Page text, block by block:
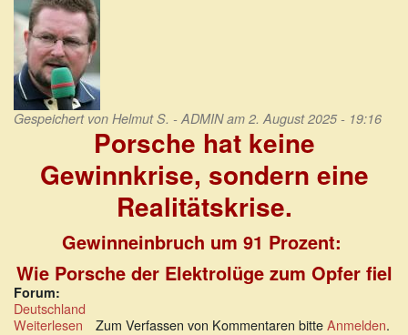
Gespeichert von Helmut S. - ADMINam 2. August 2025 - 19:16
Porsche hat keine
Gewinnkrise, sondern eine
Realitätskrise.
Gewinneinbruch um 91 Prozent:
Wie Porsche der Elektrolüge zum Opfer fiel
Forum:
Deutschland
Weiterlesen über
Zum Verfassen von Kommentaren bitteAnmelden.